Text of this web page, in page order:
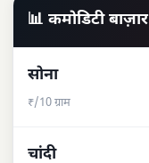
📊 कमोडिटी बाज़ार
सोना
₹/10 ग्राम
चांदी